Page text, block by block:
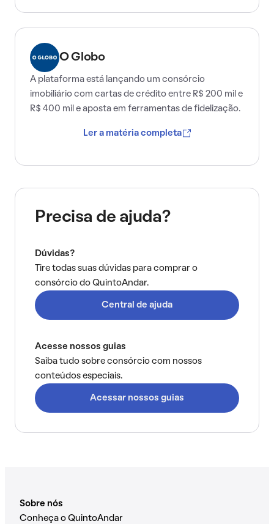
O Globo
A plataforma está lançando um consórcio
imobiliário com cartas de crédito entre R$ 200 mil e
R$ 400 mil e aposta em ferramentas de fidelização.
Ler a matéria completa
Precisa de ajuda?
Dúvidas?
Tire todas suas dúvidas para comprar o
consórcio do QuintoAndar.
Central de ajuda
Acesse nossos guias
Saiba tudo sobre consórcio com nossos
conteúdos especiais.
Acessar nossos guias
Sobre nós
Conheça o QuintoAndar